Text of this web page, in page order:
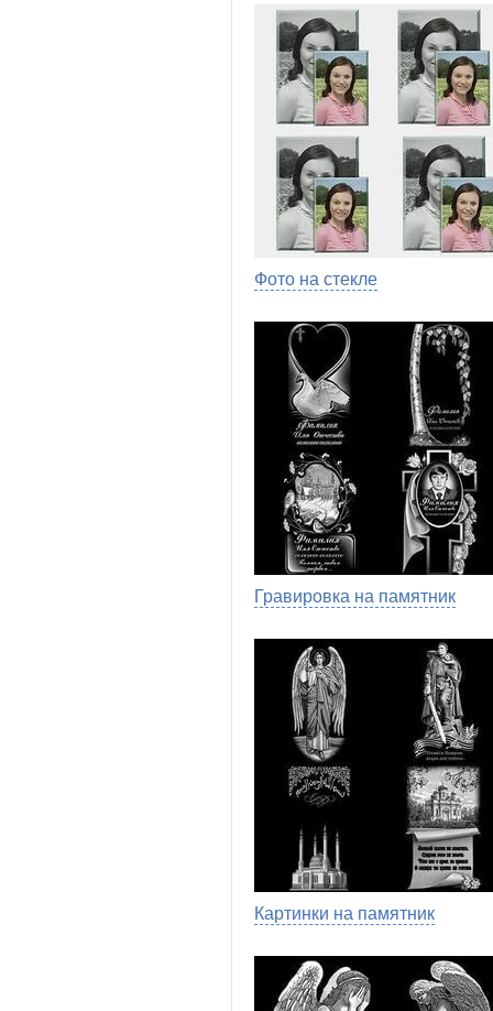
Фото на стекле
Гравировка на памятник
Картинки на памятник